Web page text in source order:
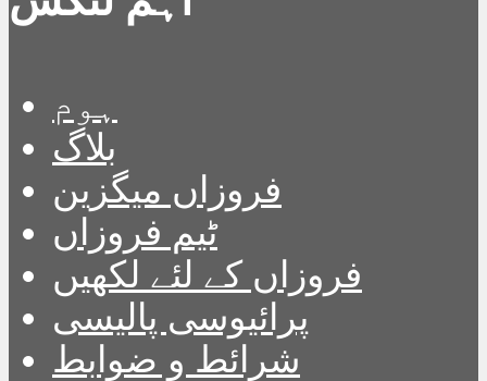
ہوم
بلاگ
فروزاں میگزین
ٹیم فروزاں
فروزاں کے لئے لکھیں
پرائیوسی پالیسی
شرائط و ضوابط